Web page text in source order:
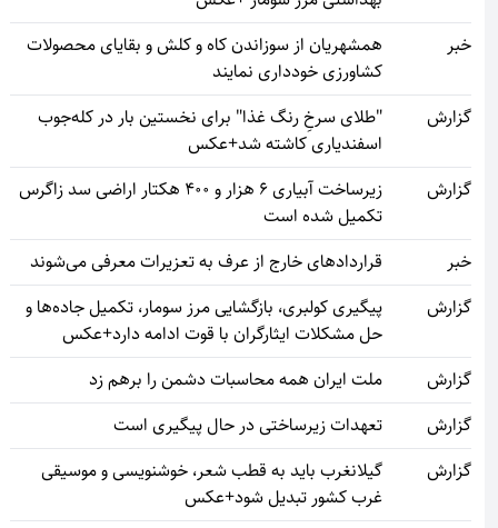
خبر
همشهریان از سوزاندن کاه و کلش و بقایای محصولات
کشاورزی خودداری نمایند
گزارش
"طلای سرخِ رنگ غذا" برای نخستین بار در کله‌جوب
اسفندیاری کاشته شد+عکس
گزارش
زیرساخت آبیاری ۶ هزار و ۴۰۰ هکتار اراضی سد زاگرس
تکمیل شده است
خبر
قراردادهای خارج از عرف به تعزیرات معرفی می‌شوند
گزارش
پیگیری کولبری، بازگشایی مرز سومار، تکمیل جاده‌ها و
حل مشکلات ایثارگران با قوت ادامه دارد+عکس
گزارش
ملت ایران همه محاسبات دشمن را برهم زد
گزارش
تعهدات زیرساختی در حال پیگیری است
گزارش
گیلانغرب باید به قطب شعر، خوشنویسی و موسیقی
غرب کشور تبدیل شود+عکس